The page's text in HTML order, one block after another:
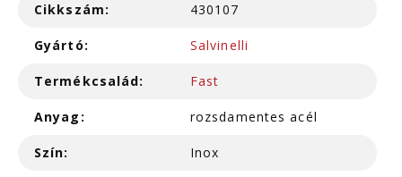
Cikkszám: 430107
Gyártó: Salvinelli
Termékcsalád: Fast
Anyag: rozsdamentes acél
Szín: Inox